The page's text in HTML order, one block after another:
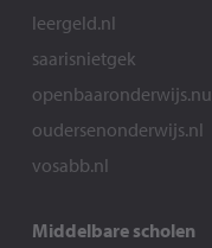
leergeld.nl
saarisnietgek
openbaaronderwijs.nu
oudersenonderwijs.nl
vosabb.nl
Middelbare scholen